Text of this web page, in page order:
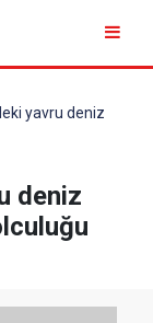
yavru deniz
deniz